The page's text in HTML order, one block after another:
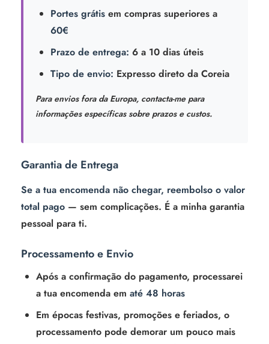
Portes grátis em compras superiores a
60€
Prazo de entrega: 6 a 10 dias úteis
Tipo de envio: Expresso direto da Coreia
Para envios fora da Europa, contacta-me para
informações específicas sobre prazos e custos.
Garantia de Entrega
Se a tua encomenda não chegar, reembolso o valor
total pago — sem complicações. É a minha garantia
pessoal para ti.
Processamento e Envio
Após a confirmação do pagamento, processarei
a tua encomenda em até 48 horas
Em épocas festivas, promoções e feriados, o
processamento pode demorar um pouco mais